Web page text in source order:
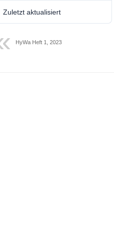
Folge 9 – Internationale Kommission
zum Schutz des Rheins
Zuletzt aktualisiert
HyWa Heft 1, 2023